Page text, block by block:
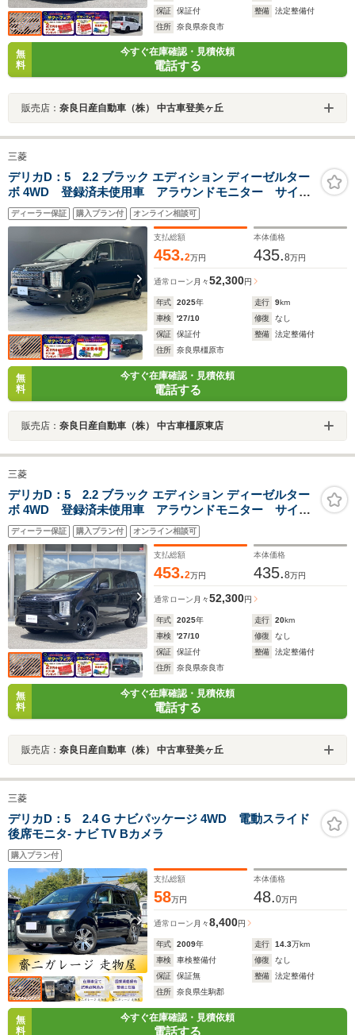
保証
保証付 整備
法定整備付
住所
奈良県奈良市
無
料
今すぐ在庫確認・見積依頼
電話する
販売店： 奈良日産自動車（株） 中古車登美ヶ丘
三菱
デリカD：5 2.2 ブラック エディション ディーゼルター
ボ 4WD 登録済未使用車 アラウンドモニター サイド
ステップ ナビ+リアモニター取付Pkg 両側オートスラ
イド オートバックドア シートヒーター パワーシー
ト LEDヘッド 衝突被害軽減ブレーキ
ディーラー保証 購入プラン付 オンライン相談可
支払総額
453.2万円
本体価格
435.8万円
通常ローン 月々52,300円
年式 2025年 走行 9km
車検
'27/10 修復
なし
保証
保証付 整備
法定整備付
住所
奈良県橿原市
無
料
今すぐ在庫確認・見積依頼
電話する
販売店： 奈良日産自動車（株） 中古車橿原東店
三菱
デリカD：5 2.2 ブラック エディション ディーゼルター
ボ 4WD 登録済未使用車 アラウンドモニター サイド
ステップ ナビ+リアモニター取付Pkg 両側オートスラ
イド オートバックドア シートヒーター パワーシー
ト LEDヘッド 衝突被害軽減ブレーキ
ディーラー保証 購入プラン付 オンライン相談可
支払総額
453.2万円
本体価格
435.8万円
通常ローン 月々52,300円
年式 2025年 走行 20km
車検
'27/10 修復
なし
保証
保証付 整備
法定整備付
住所
奈良県奈良市
無
料
今すぐ在庫確認・見積依頼
電話する
販売店： 奈良日産自動車（株） 中古車登美ヶ丘
三菱
デリカD：5 2.4 G ナビパッケージ 4WD 電動スライド
後席モニタ- ナビ TV Bカメラ
購入プラン付
支払総額
58万円
本体価格
48.0万円
通常ローン 月々8,400円
年式 2009年 走行 14.3万km
車検
車検整備付 修復
なし
保証
保証無 整備
法定整備付
住所
奈良県生駒郡
無
料
今すぐ在庫確認・見積依頼
電話する